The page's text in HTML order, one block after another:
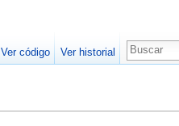
Ver código Ver historial